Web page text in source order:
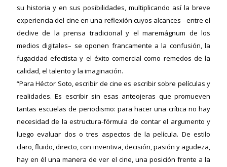
su historia y en sus posibilidades, multiplicando así la breve
experiencia del cine en una reflexión cuyos alcances –entre el
declive de la prensa tradicional y el maremágnum de los
medios digitales– se oponen francamente a la confusión, la
fugacidad efectista y el éxito comercial como remedos de la
calidad, el talento y la imaginación.
“Para Héctor Soto, escribir de cine es escribir sobre películas y
realidades. Es escribir sin esas anteojeras que promueven
tantas escuelas de periodismo: para hacer una crítica no hay
necesidad de la estructura-fórmula de contar el argumento y
luego evaluar dos o tres aspectos de la película. De estilo
claro, fluido, directo, con inventiva, decisión, pasión y agudeza,
hay en él una manera de ver el cine, una posición frente a la